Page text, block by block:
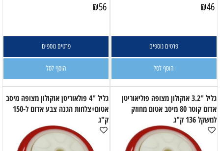
₪46
פרטים נוספים
הוסף לסל
₪56
פרטים נוספים
הוסף לסל
גליל "3.2 אוקולון מצופה פוליאוריטן
אדום קוטר 80 מיסב אטום מחוזק
למשקל 136 ק"ג
גליל "4 פולאוריטן אוקולון מצופה מיסב
אטום+צלחות הגנה צבע אדום ל-150
ק"ג